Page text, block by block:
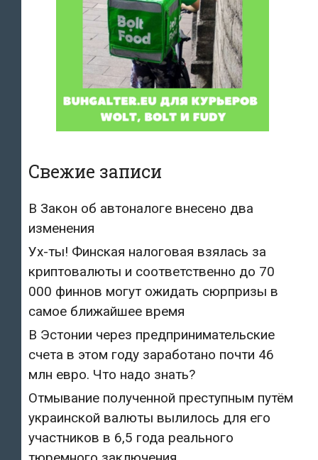
Свежие записи
В Закон об автоналоге внесено два
изменения
Ух-ты! Финская налоговая взялась за
криптовалюты и соответственно до 70
000 финнов могут ожидать сюрпризы в
самое ближайшее время
В Эстонии через предпринимательские
счета в этом году заработано почти 46
млн евро. Что надо знать?
Отмывание полученной преступным путём
украинской валюты вылилось для его
участников в 6,5 года реального